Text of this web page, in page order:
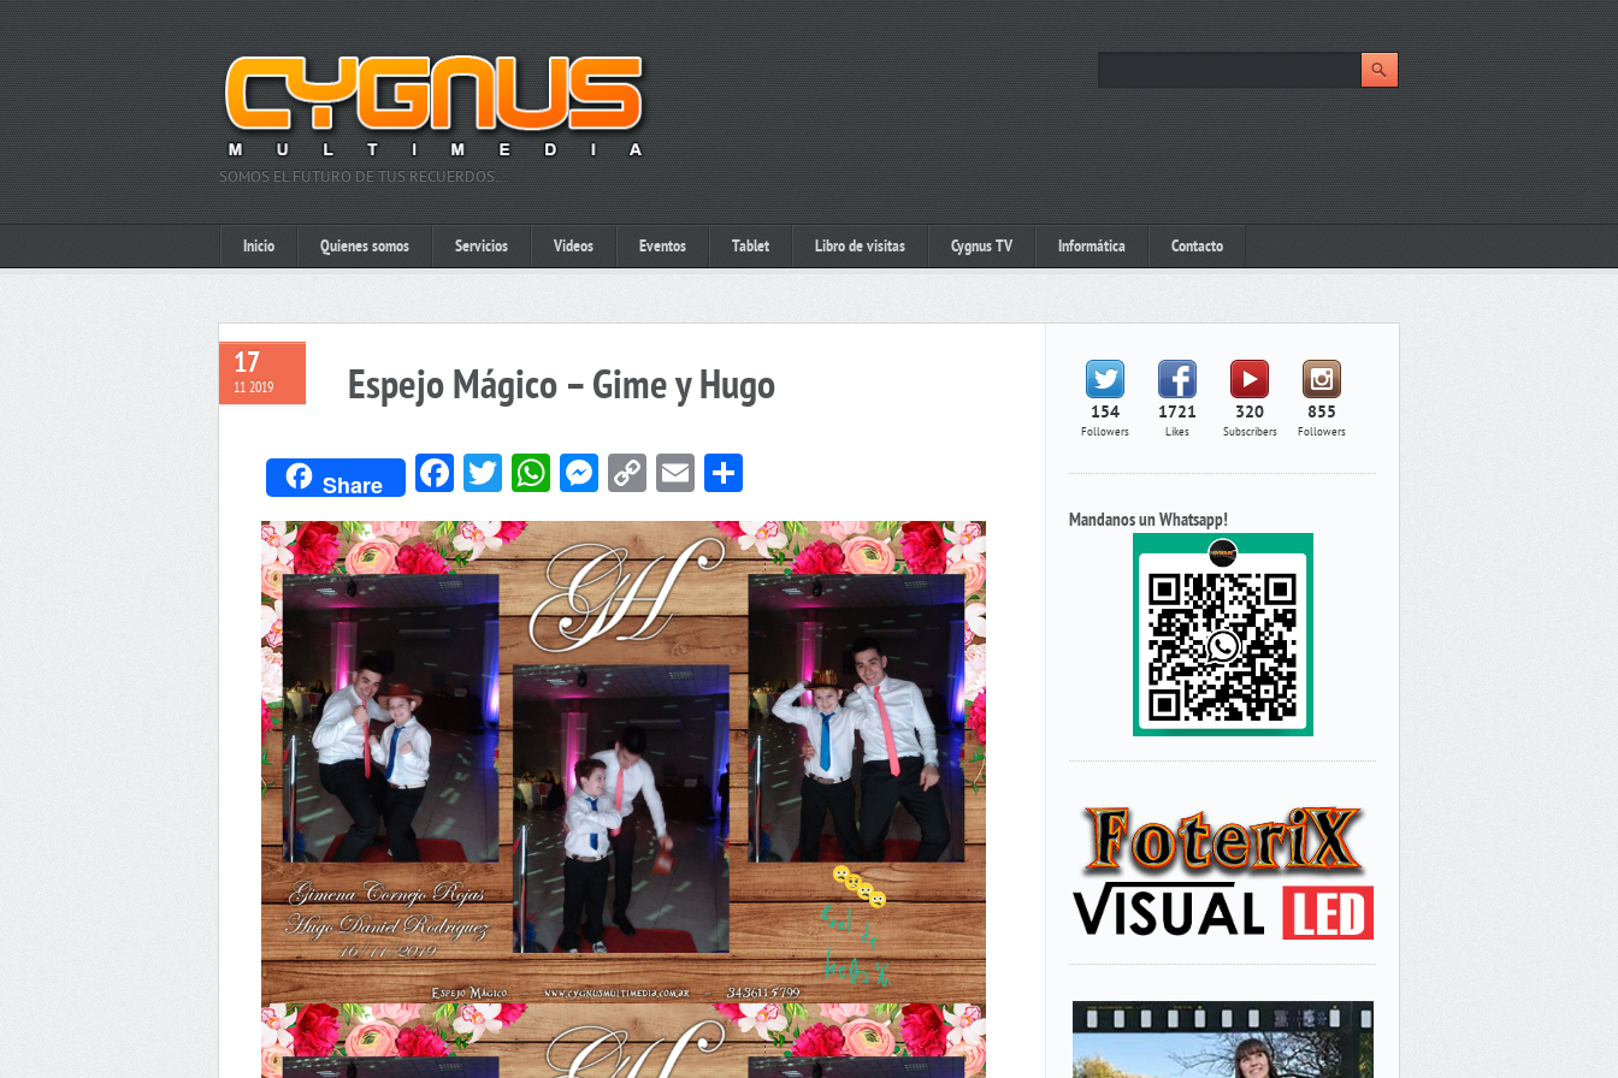
SOMOS EL FUTURO DE TUS RECUERDOS…
Inicio Quienes somos Servicios Videos Eventos Tablet Libro de visitas Cygnus TV Informática Contacto
17
11 2019 Espejo Mágico – Gime y Hugo
Share Facebook
Twitter
WhatsApp
Messenger
Copy
Link
Email
154
Followers
1721
Likes
320
Subscribers
855
Followers
Mandanos un Whatsapp!